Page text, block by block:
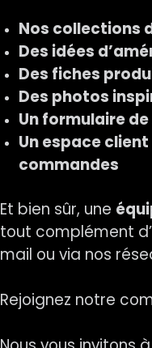
Nos collections
Des idées
Des fiches
Des photos
Un formulaire
Un espace
commandes
Et bien sûr, une
tout complément
mail ou via nos
Rejoignez notre